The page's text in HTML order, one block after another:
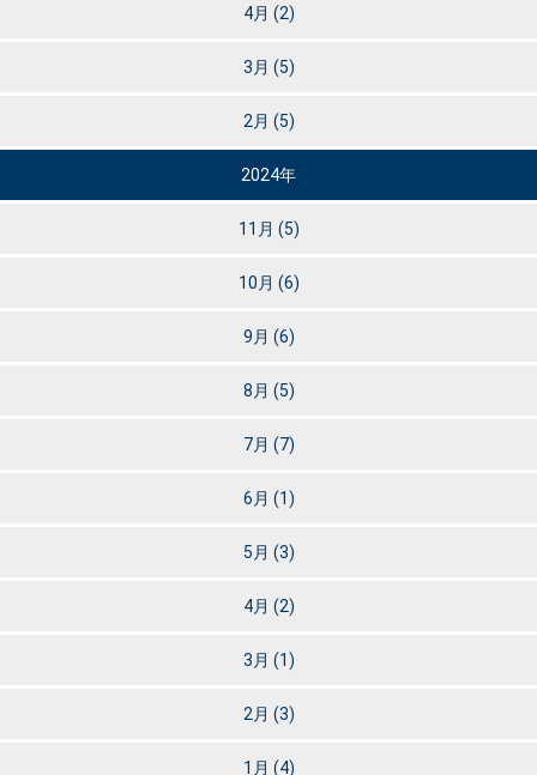
4月 (2)
3月 (5)
2月 (5)
2024年
11月 (5)
10月 (6)
9月 (6)
8月 (5)
7月 (7)
6月 (1)
5月 (3)
4月 (2)
3月 (1)
2月 (3)
1月 (4)